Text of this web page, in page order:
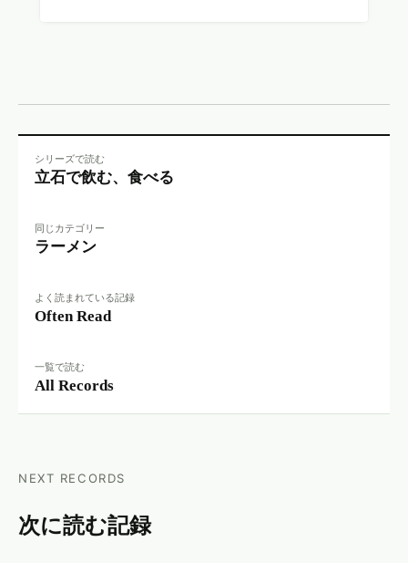
シリーズで読む
立石で飲む、食べる
同じカテゴリー
ラーメン
よく読まれている記録
Often Read
一覧で読む
All Records
NEXT RECORDS
次に読む記録